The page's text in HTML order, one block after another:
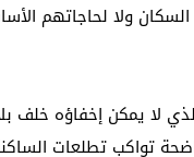
ولا لحاجاتهم
لا يمكن إخفاؤه خلف
تواكب تطلعات